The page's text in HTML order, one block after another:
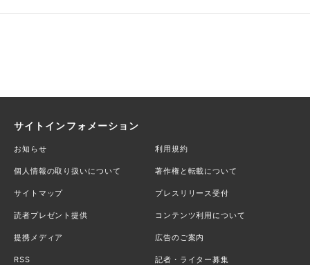
サイトインフォメーション
お知らせ 利用規約
個人情報の取り扱いについて 著作権と転載について
サイトマップ プレスリリース受付
読者プレゼント提供 コンテンツ利用について
提携メディア 広告のご案内
RSS 記者・ライター募集